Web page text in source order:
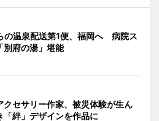
の温泉配送第1便、福岡へ 病院ス
別府の湯」堪能
クセサリー作家、被災体験が生ん
「絆」デザインを作品に